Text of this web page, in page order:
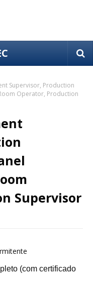
Supervisor, Production
Operator, Production
Supervisor
(com certificado